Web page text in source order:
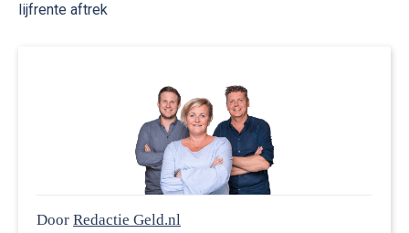
lijfrente aftrek
Door Redactie Geld.nl